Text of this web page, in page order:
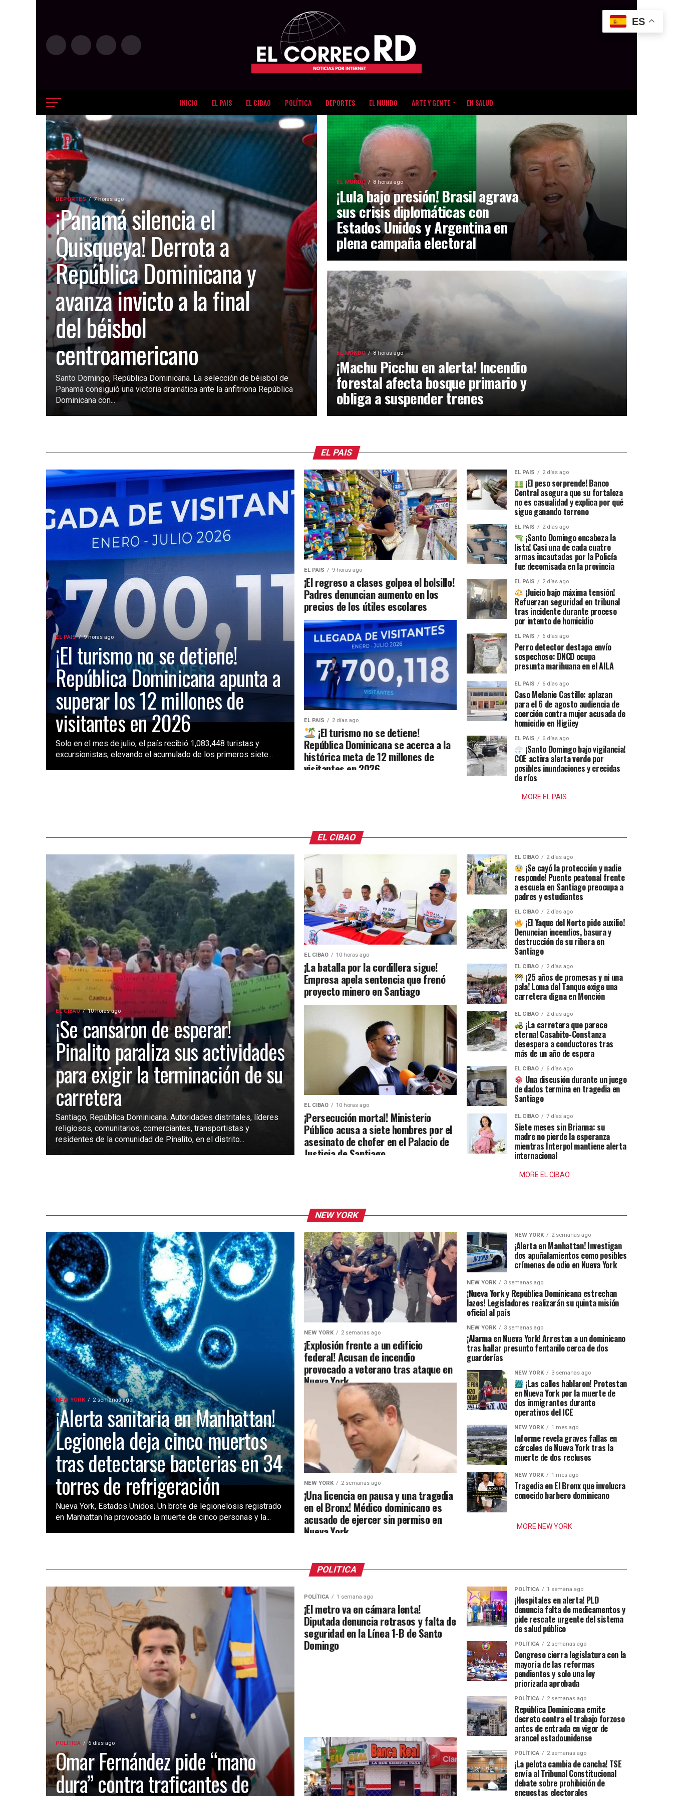
INICIO EL PAIS EL CIBAO POLÍTICA DEPORTES EL MUNDO ARTE Y GENTE EN SALUD
DEPORTES 7 horas ago
¡Panamá silencia el
Quisqueya! Derrota a
República Dominicana y
avanza invicto a la final
del béisbol
centroamericano
Santo Domingo, República Dominicana. La selección de béisbol de
Panamá consiguió una victoria dramática ante la anfitriona República
Dominicana con...
EL MUNDO 8 horas ago
¡Lula bajo presión! Brasil agrava
sus crisis diplomáticas con
Estados Unidos y Argentina en
plena campaña electoral
EL MUNDO 8 horas ago
¡Machu Picchu en alerta! Incendio
forestal afecta bosque primario y
obliga a suspender trenes
EL PAIS
EL PAIS 9 horas ago
¡El turismo no se detiene!
República Dominicana apunta a
superar los 12 millones de
visitantes en 2026
Solo en el mes de julio, el país recibió 1,083,448 turistas y
excursionistas, elevando el acumulado de los primeros siete...
EL PAIS 9 horas ago
¡El regreso a clases golpea el bolsillo!
Padres denuncian aumento en los
precios de los útiles escolares
EL PAIS 2 días ago
¡El turismo no se detiene!
República Dominicana se acerca a la
histórica meta de 12 millones de
visitantes en 2026
EL PAIS 2 días ago
¡El peso sorprende! Banco
Central asegura que su fortaleza
no es casualidad y explica por qué
sigue ganando terreno
EL PAIS 2 días ago
¡Santo Domingo encabeza la
lista! Casi una de cada cuatro
armas incautadas por la Policía
fue decomisada en la provincia
EL PAIS 2 días ago
¡Juicio bajo máxima tensión!
Refuerzan seguridad en tribunal
tras incidente durante proceso
por intento de homicidio
EL PAIS 6 días ago
Perro detector destapa envío
sospechoso: DNCD ocupa
presunta marihuana en el AILA
EL PAIS 6 días ago
Caso Melanie Castillo: aplazan
para el 6 de agosto audiencia de
coerción contra mujer acusada de
homicidio en Higüey
EL PAIS 6 días ago
¡Santo Domingo bajo vigilancia!
COE activa alerta verde por
posibles inundaciones y crecidas
de ríos
MORE EL PAIS
EL CIBAO
EL CIBAO 10 horas ago
¡Se cansaron de esperar!
Pinalito paraliza sus actividades
para exigir la terminación de su
carretera
Santiago, República Dominicana. Autoridades distritales, líderes
religiosos, comunitarios, comerciantes, transportistas y
residentes de la comunidad de Pinalito, en el distrito...
EL CIBAO 10 horas ago
¡La batalla por la cordillera sigue!
Empresa apela sentencia que frenó
proyecto minero en Santiago
EL CIBAO 10 horas ago
¡Persecución mortal! Ministerio
Público acusa a siete hombres por el
asesinato de chofer en el Palacio de
Justicia de Santiago
EL CIBAO 2 días ago
¡Se cayó la protección y nadie
responde! Puente peatonal frente
a escuela en Santiago preocupa a
padres y estudiantes
EL CIBAO 2 días ago
¡El Yaque del Norte pide auxilio!
Denuncian incendios, basura y
destrucción de su ribera en
Santiago
EL CIBAO 2 días ago
¡25 años de promesas y ni una
pala! Loma del Tanque exige una
carretera digna en Monción
EL CIBAO 2 días ago
¡La carretera que parece
eterna! Casabito-Constanza
desespera a conductores tras
más de un año de espera
EL CIBAO 6 días ago
Una discusión durante un juego
de dados termina en tragedia en
Santiago
EL CIBAO 7 días ago
Siete meses sin Brianna: su
madre no pierde la esperanza
mientras Interpol mantiene alerta
internacional
MORE EL CIBAO
NEW YORK
NEW YORK 2 semanas ago
¡Alerta sanitaria en Manhattan!
Legionela deja cinco muertos
tras detectarse bacterias en 34
torres de refrigeración
Nueva York, Estados Unidos. Un brote de legionelosis registrado
en Manhattan ha provocado la muerte de cinco personas y la...
NEW YORK 2 semanas ago
¡Explosión frente a un edificio
federal! Acusan de incendio
provocado a veterano tras ataque en
Nueva York
NEW YORK 2 semanas ago
¡Una licencia en pausa y una tragedia
en el Bronx! Médico dominicano es
acusado de ejercer sin permiso en
Nueva York
NEW YORK 2 semanas ago
¡Alerta en Manhattan! Investigan
dos apuñalamientos como posibles
crímenes de odio en Nueva York
NEW YORK 3 semanas ago
¡Nueva York y República Dominicana estrechan
lazos! Legisladores realizarán su quinta misión
oficial al país
NEW YORK 3 semanas ago
¡Alarma en Nueva York! Arrestan a un dominicano
tras hallar presunto fentanilo cerca de dos
guarderías
NEW YORK 3 semanas ago
¡Las calles hablaron! Protestan
en Nueva York por la muerte de
dos inmigrantes durante
operativos del ICE
NEW YORK 1 mes ago
Informe revela graves fallas en
cárceles de Nueva York tras la
muerte de dos reclusos
NEW YORK 1 mes ago
Tragedia en El Bronx que involucra
conocido barbero dominicano
MORE NEW YORK
POLITICA
POLÍTICA 6 días ago
Omar Fernández pide “mano
dura” contra traficantes de
POLÍTICA 1 semana ago
¡El metro va en cámara lenta!
Diputada denuncia retrasos y falta de
seguridad en la Línea 1-B de Santo
Domingo
POLÍTICA 1 semana ago
¡Hospitales en alerta! PLD
denuncia falta de medicamentos y
pide rescate urgente del sistema
de salud público
POLÍTICA 2 semanas ago
Congreso cierra legislatura con la
mayoría de las reformas
pendientes y solo una ley
priorizada aprobada
POLÍTICA 2 semanas ago
República Dominicana emite
decreto contra el trabajo forzoso
antes de entrada en vigor de
arancel estadounidense
POLÍTICA 2 semanas ago
¡La pelota cambia de cancha! TSE
envía al Tribunal Constitucional
debate sobre prohibición de
encuestas electorales
ES